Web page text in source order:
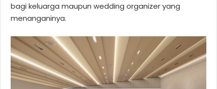
bagi keluarga maupun wedding organizer yang
menanganinya.